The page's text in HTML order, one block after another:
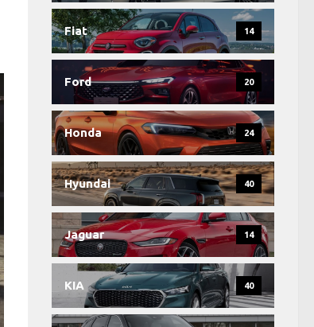
Fiat 14
Ford 20
Honda 24
Hyundai 40
Jaguar 14
KIA 40